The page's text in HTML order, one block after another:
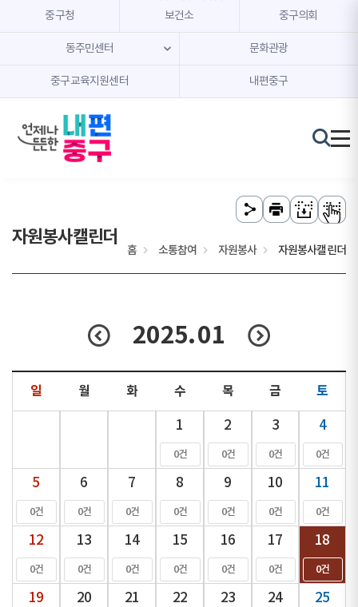
본문 내용 바로가기
주메뉴 바로가기
중구청 보건소 중구의회
동주민센터 문화관광
중구교육지원센터 내편중구
자원봉사캘린더
홈 소통참여 자원봉사 자원봉사캘린더
2025.01
일 월 화 수 목 금 토
1
0건
2
0건
3
0건
4
0건
5
0건
6
0건
7
0건
8
0건
9
0건
10
0건
11
0건
12
0건
13
0건
14
0건
15
0건
16
0건
17
0건
18
0건
19 20 21 22 23 24 25